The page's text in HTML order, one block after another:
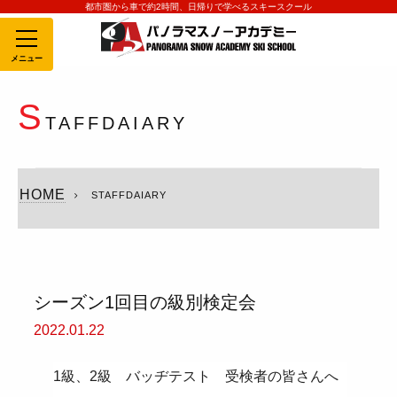
都市圏から車で約2時間、日帰りで学べるスキースクール
MENU
S TAFFDAIARY
HOME STAFFDAIARY
シーズン1回目の級別検定会
2022.01.22
1級、2級 バッヂテスト 受検者の皆さんへ